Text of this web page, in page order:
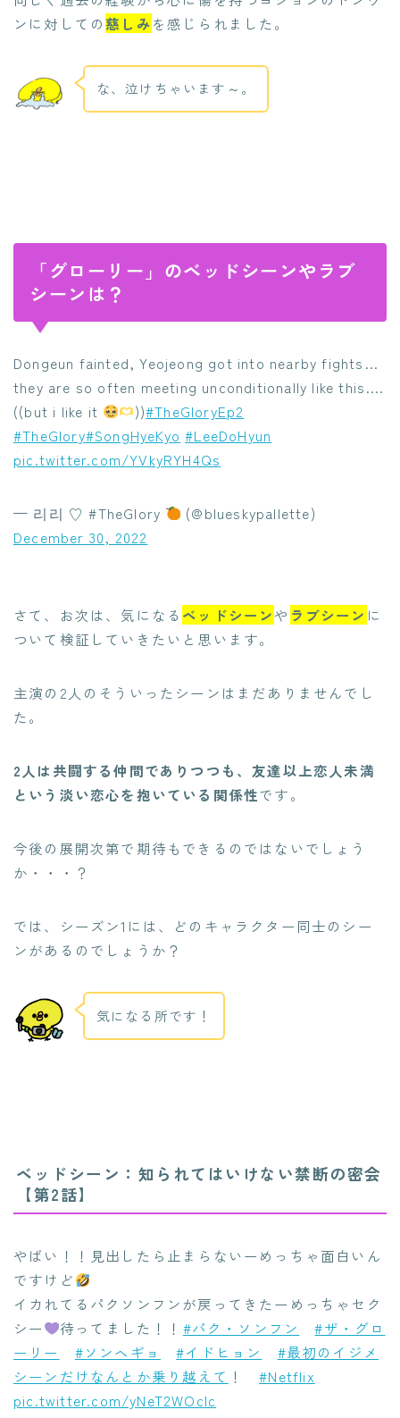
ンに対しての 慈しみを感じられました。
な、泣けちゃいます～。
「グローリー」のベッドシーンやラブ
シーンは？
Dongeun fainted, Yeojeong got into nearby fights…
they are so often meeting unconditionally like this….
((but i like it
))#TheGloryEp2
#TheGlory#SongHyeKyo #LeeDoHyun
pic.twitter.com/YVkyRYH4Qs
— 리리 ♡ #TheGlory
(@blueskypallette)
December 30, 2022
さて、お次は、気になる ベッドシーンや ラブシーン に
ついて検証していきたいと思います。
主演の2人のそういったシーンはまだありませんでし
た。
2人は共闘する仲間でありつつも、友達以上恋人未満
という淡い恋心を抱いている関係性です。
今後の展開次第で期待もできるのではないでしょう
か・・・？
では、シーズン1には、どのキャラクター同士のシー
ンがあるのでしょうか？
気になる所です！
ベッドシーン：知られてはいけない禁断の密会
【第2話】
やばい！！見出したら止まらないーめっちゃ面白いん
ですけど
イカれてるパクソンフンが戻ってきたーめっちゃセク
シー
待ってました！！ #パク・ソンフン
#ザ・グロ
ーリー
#ソンヘギョ #イドヒョン
#最初のイジメ
シーンだけなんとか乗り越えて ！#Netflix
pic.twitter.com/yNeT2WOcIc